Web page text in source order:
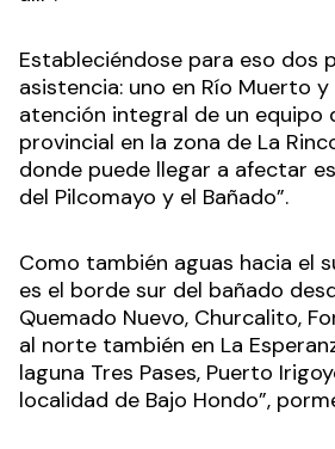
Estableciéndose para eso dos
asistencia: uno en Río Muerto
atención integral de un equipo
provincial en la zona de La
donde puede llegar a afectar
del Pilcomayo y el Bañado”.
Como también aguas hacia el
es el borde sur del bañado
Quemado Nuevo, Churcalito,
al norte también en La
laguna Tres Pases, Puerto
localidad de Bajo Hondo”,